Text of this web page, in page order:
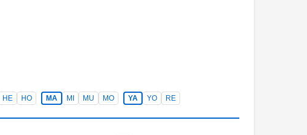
HE HO MA MI MU MO YA YO RE